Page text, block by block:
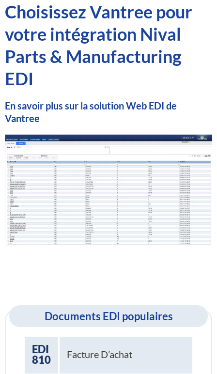
Choisissez Vantree pour
votre intégration Nival
Parts & Manufacturing
EDI
En savoir plus sur la solution Web EDI de
Vantree
Documents EDI populaires
EDI
810
Facture D’achat